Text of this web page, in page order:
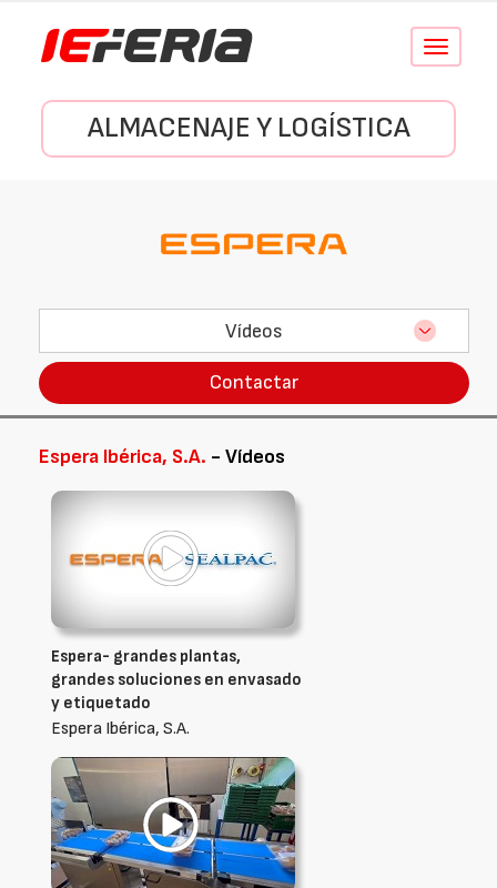
Conmutar
ALMACENAJE Y LOGÍSTICA
Vídeos
Contactar
Espera Ibérica, S.A. - Vídeos
Espera- grandes plantas,
grandes soluciones en envasado
y etiquetado
Espera Ibérica, S.A.